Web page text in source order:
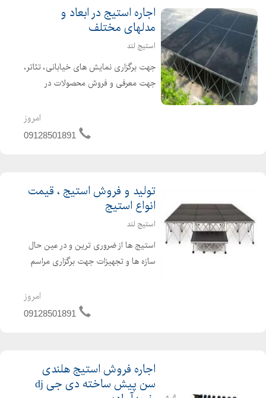
اجاره استیج در ابعاد و
مدلهای مختلف
استیج لند
جهت برگزاری نمایش های خیابانی، تئاتر،
جهت معرفی و فروش محصولات در
مراسم های عروسی، کنسرتها، مسابقات
ورزشی، در کنسرت ها و کنفرانسها وجود
امروز
09128501891
تولید و فروش استیج ، قیمت
انواع استیج
استیج لند
استیج ها از ضروری ترین و در عین حال
سازه ها و تجهیزات جهت برگزاری مراسم
از استیج ها را از مجموعه ی ما خریداری
امروز
09128501891
اجاره فروش استیج هلندی
سن پیش ساخته دی جی dj